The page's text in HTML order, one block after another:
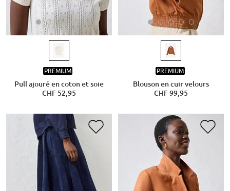
PREMIUM
Pull ajouré en coton et soie
CHF 52,95
PREMIUM
Blouson en cuir velours
CHF 99,95